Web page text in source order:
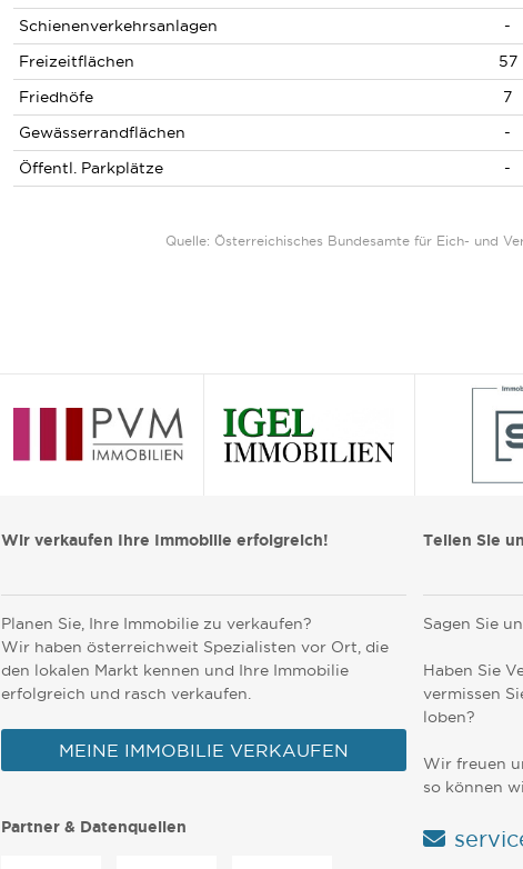
Schienenverkehrsanlagen
-
Freizeitflächen
57
Friedhöfe
7
Gewässerrandflächen
-
Öffentl. Parkplätze
-
Quelle: Österreichisches Bundesamte für Eich- und
Wir verkaufen Ihre Immobilie erfolgreich!
Planen Sie, Ihre Immobilie zu verkaufen?
Wir haben österreichweit Spezialisten vor Ort, die
den lokalen Markt kennen und Ihre Immobilie
erfolgreich und rasch verkaufen.
MEINE IMMOBILIE VERKAUFEN
Partner & Datenquellen
Teilen Sie
Sagen Sie
Haben Sie
vermissen
loben?
Wir freuen
so können